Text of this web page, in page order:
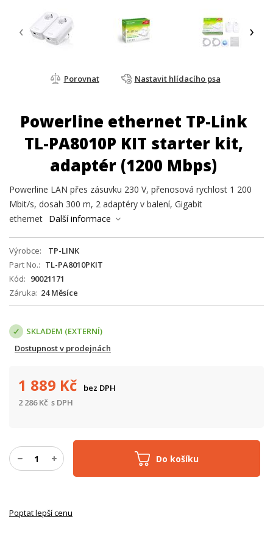
‹ ›
Porovnat Nastavit hlídacího psa
Powerline ethernet TP-Link
TL-PA8010P KIT starter kit,
adaptér (1200 Mbps)
Powerline LAN přes zásuvku 230 V, přenosová rychlost 1 200
Mbit/s, dosah 300 m, 2 adaptéry v balení, Gigabit
ethernet Další informace
Výrobce
TP-LINK
Part No.
TL-PA8010PKIT
Kód
90021171
Záruka 24 Měsíce
SKLADEM (EXTERNÍ)
Dostupnost v prodejnách
Do košíku
1 889 Kč
bez DPH
2 286Kč s DPH
Poptat lepší cenu